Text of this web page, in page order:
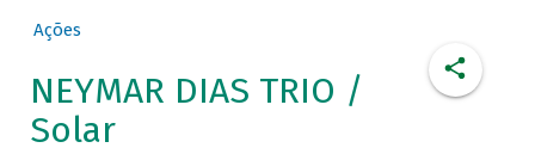
Ações
NEYMAR DIAS TRIO /
Solar